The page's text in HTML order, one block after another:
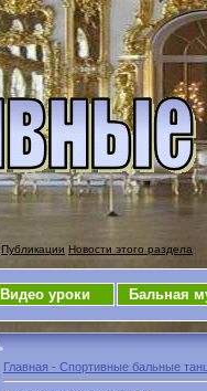
Публикации Новости этого раздела
Видео уроки Бальная
Главная - Спортивные бальные